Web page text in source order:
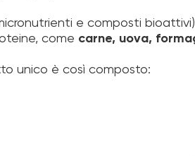
e composti
come carne, uova,
unico è così composto: